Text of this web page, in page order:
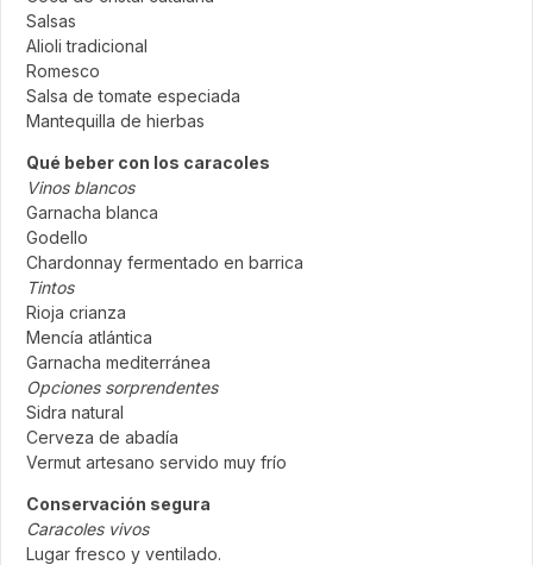
Salsas
Alioli tradicional
Romesco
Salsa de tomate especiada
Mantequilla de hierbas
Qué beber con los caracoles
Vinos blancos
Garnacha blanca
Godello
Chardonnay fermentado en barrica
Tintos
Rioja crianza
Mencía atlántica
Garnacha mediterránea
Opciones sorprendentes
Sidra natural
Cerveza de abadía
Vermut artesano servido muy frío
Conservación segura
Caracoles vivos
Lugar fresco y ventilado.